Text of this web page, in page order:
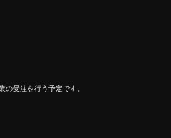
受注を行う予定です。